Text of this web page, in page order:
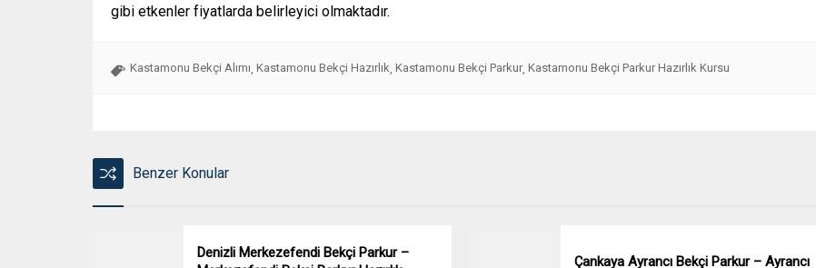
gibi etkenler fiyatlarda belirleyici olmaktadır.
Kastamonu Bekçi Alımı, Kastamonu Bekçi Hazırlık, Kastamonu Bekçi Parkur, Kastamonu Bekçi Parkur Hazırlık Kursu
Benzer Konular
Denizli Merkezefendi Bekçi Parkur –
Çankaya Ayrancı Bekçi Parkur – Ayrancı